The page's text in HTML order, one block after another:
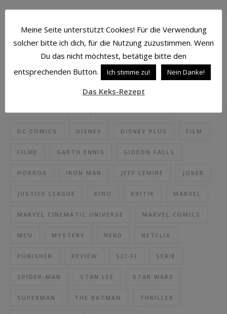
SCHLAGWÖRTER
ACTION ATMOSPHÄRE AVENGERS
BATMAN BLU-RAY CAPTAIN AMERICA
COMICS CROSS CULT
DC COMICS DISNEY DISNEY PLUS FILM
FILME GARTH ENNIS GIDEON FALLS
HORROR IRON MAN JEFF LEMIRE JOKER
JUSTICE LEAGUE KINO KRITIK MARVEL
MARVEL CINEMATIC UNIVERSE MARVEL COMICS
MCU MYSTERY NERD NETFLIX
PUNISHER REVIEW SCI-FI SERIE
SPIDER-MAN STAN LEE STAR WARS
SUPERMAN THE BATMAN THRILLER
Meine Seite unterstützt Cookies! Für die Verwendung
solcher bitte ich dich, für die Nutzung zuzustimmen. Wenn
Du das nicht möchtest, betätige bitte den
entsprechenden Button.
Ich stimme zu! Nein Danke!
Das Keks-Rezept